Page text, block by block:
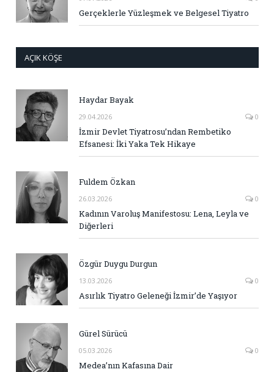
Gerçeklerle Yüzleşmek ve Belgesel Tiyatro
AÇIK KÖŞE
Haydar Bayak
29.04.2026 0
İzmir Devlet Tiyatrosu’ndan Rembetiko
Efsanesi: İki Yaka Tek Hikaye
Fuldem Özkan
26.03.2026 0
Kadının Varoluş Manifestosu: Lena, Leyla ve
Diğerleri
Özgür Duygu Durgun
13.03.2026 0
Asırlık Tiyatro Geleneği İzmir’de Yaşıyor
Gürel Sürücü
05.03.2026 0
Medea’nın Kafasına Dair